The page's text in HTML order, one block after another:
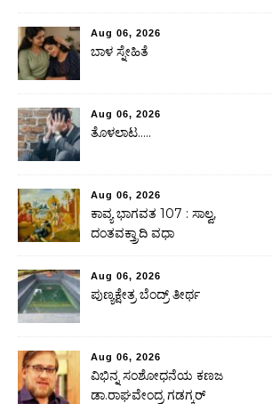
Aug 06, 2026
ಬಾಳ ಸ್ನೇಹಿತೆ
Aug 06, 2026
ತೊಳಲಾಟ…..
Aug 06, 2026
ಕಾವ್ಯ ಭಾಗವತ 107 : ಸಾಲ್ವ,
ದಂತವಕ್ತ್ರಾದಿ ವಧಾ
Aug 06, 2026
ಪುಣ್ಯಕ್ಷೇತ್ರ ಬೆಂದ್ರ್ ತೀರ್ಥ
Aug 06, 2026
ವಿಭಿನ್ನ ಸಂಶೋಧನೆಯ ಕಣಜ
ಡಾ.ರಾಘವೇಂದ್ರ ಗಡಗ್ಕರ್